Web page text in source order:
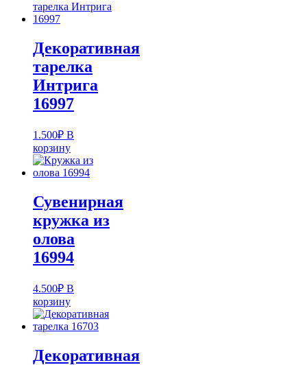
Декоративная
тарелка
Интрига
16997
1.500₽ В
корзину
Сувенирная
кружка из
олова
16994
4.500₽ В
корзину
Декоративная